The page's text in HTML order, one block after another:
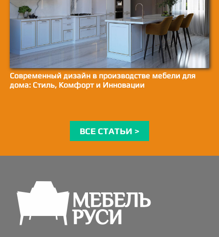
Современный дизайн в производстве мебели для
дома: Стиль, Комфорт и Инновации
ВСЕ СТАТЬИ >